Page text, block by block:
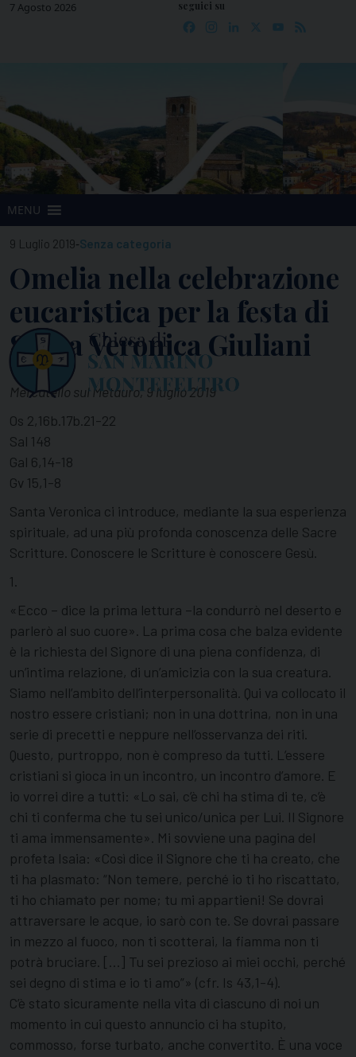
Skip7 Agosto 2026 seguici su
Facebook
Instagram
LinkedIn YouTube
MENU
9 Luglio 2019-Senza categoria
Omelia nella celebrazione
eucaristica per la festa di
Santa Veronica Giuliani
Mercatello sul Metauro, 9 luglio 2019
Os 2,16b.17b.21-22
Sal 148
Gal 6,14-18
Gv 15,1-8
Santa Veronica ci introduce, mediante la sua esperienza
spirituale, ad una più profonda conoscenza delle Sacre
Scritture. Conoscere le Scritture è conoscere Gesù.
1.
«Ecco – dice la prima lettura –la condurrò nel deserto e
parlerò al suo cuore». La prima cosa che balza evidente
è la richiesta del Signore di una piena confidenza, di
un’intima relazione, di un’amicizia con la sua creatura.
Siamo nell’ambito dell’interpersonalità. Qui va collocato il
nostro essere cristiani; non in una dottrina, non in una
serie di precetti e neppure nell’osservanza dei riti.
Questo, purtroppo, non è compreso da tutti. L’essere
cristiani si gioca in un incontro, un incontro d’amore. E
io vorrei dire a tutti: «Lo sai, c’è chi ha stima di te, c’è
chi ti conferma che tu sei unico/unica per Lui. Il Signore
ti ama immensamente». Mi sovviene una pagina del
profeta Isaia: «Così dice il Signore che ti ha creato, che
ti ha plasmato: “Non temere, perché io ti ho riscattato,
ti ho chiamato per nome; tu mi appartieni! Se dovrai
attraversare le acque, io sarò con te. Se dovrai passare
in mezzo al fuoco, non ti scotterai, la fiamma non ti
potrà bruciare. […] Tu sei prezioso ai miei occhi, perché
sei degno di stima e io ti amo”» (cfr. Is 43,1-4).
C’è stato sicuramente nella vita di ciascuno di noi un
momento in cui questo annuncio ci ha stupito,
commosso, forse turbato, anche convertito. È una voce